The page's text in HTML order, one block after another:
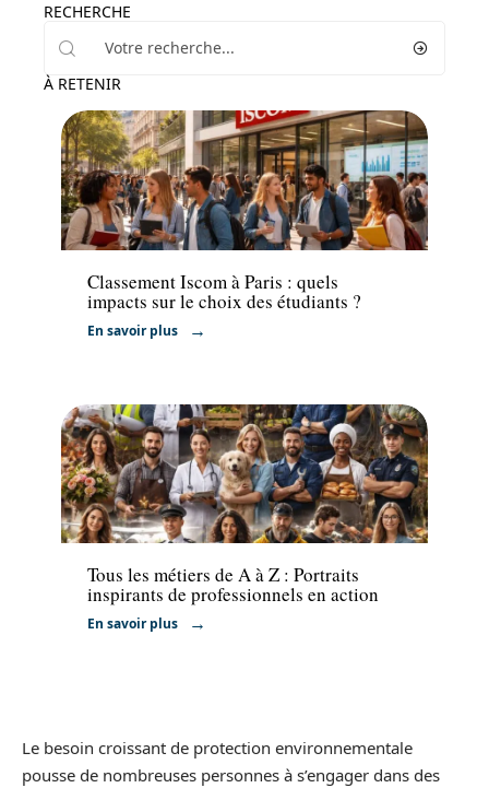
RECHERCHE
À RETENIR
Formation
Classement Iscom à Paris : quels
impacts sur le choix des étudiants ?
En savoir plus
Entreprise
Tous les métiers de A à Z : Portraits
inspirants de professionnels en action
En savoir plus
Le besoin croissant de protection environnementale
pousse de nombreuses personnes à s’engager dans des